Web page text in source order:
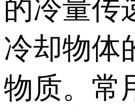
的冷量传
冷却物体
物质。常